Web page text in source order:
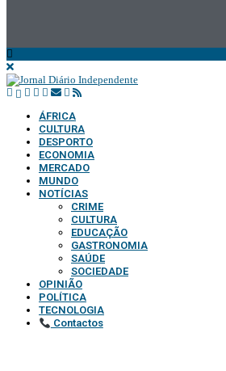
ÁFRICA
CULTURA
DESPORTO
ECONOMIA
MERCADO
MUNDO
NOTÍCIAS
CRIME
CULTURA
EDUCAÇÃO
GASTRONOMIA
SAÚDE
SOCIEDADE
OPINIÃO
POLÍTICA
TECNOLOGIA
Contactos